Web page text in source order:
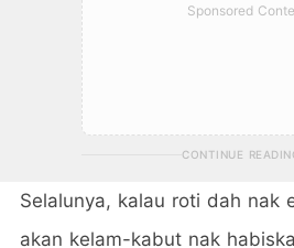
Sponsored
CONTINUE
Selalunya, kalau roti dah nak
akan kelam-kabut nak